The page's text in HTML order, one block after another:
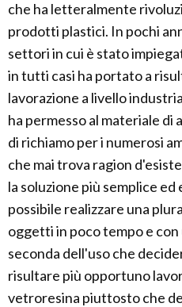
che ha letteralmente
prodotti plastici. In pochi
settori in cui è stato
in tutti casi ha portato a
lavorazione a livello
ha permesso al materiale
di richiamo per i numerosi
che mai trova ragion
la soluzione più semplice
possibile realizzare una
oggetti in poco tempo e
seconda dell'uso che
risultare più opportuno
vetroresina piuttosto che